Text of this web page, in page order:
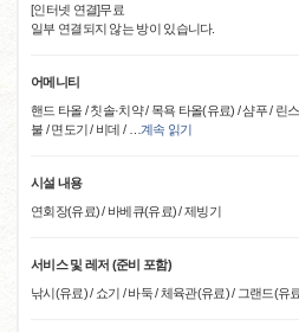
[인터넷 연결]무료
일부 연결되지 않는 방이 있습니다.
어메니티
핸드 타올 / 칫솔·치약 / 목욕 타올(유료) / 샴푸 / 린
불 / 면도기 / 비데 /
계속 읽기
시설 내용
연회장(유료) / 바베큐(유료) / 제빙기
서비스 및 레저 (준비 포함)
낚시(유료) / 쇼기 / 바둑 / 체육관(유료) / 그랜드(유